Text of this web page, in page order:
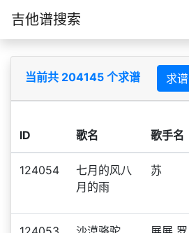
吉他谱搜索
当前共 204145 个求谱 求谱
ID 歌名 歌手名
124054
七月的风八
月的雨
苏